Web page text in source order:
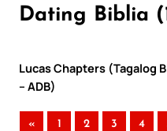
Dating Biblia
Lucas Chapters (Tagalog
– ADB)
« 1 2 3 4